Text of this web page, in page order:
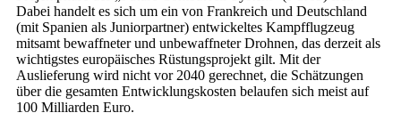
Dabei handelt es sich um ein von Frankreich und Deutschland
(mit Spanien als Juniorpartner) entwickeltes Kampfflugzeug
mitsamt bewaffneter und unbewaffneter Drohnen, das derzeit als
wichtigstes europäisches Rüstungsprojekt gilt. Mit der
Auslieferung wird nicht vor 2040 gerechnet, die Schätzungen
über die gesamten Entwicklungskosten belaufen sich meist auf
100 Milliarden Euro.